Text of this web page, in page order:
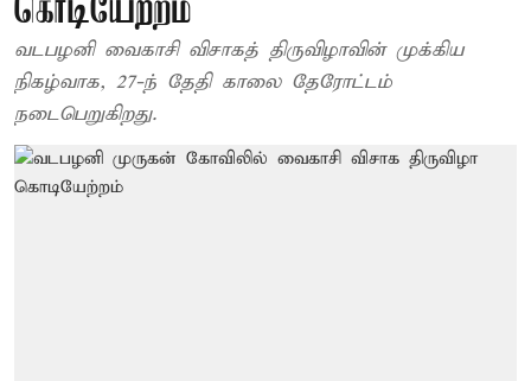
கொடியேற்றம்
வடபழனி வைகாசி விசாகத் திருவிழாவின் முக்கிய
நிகழ்வாக, 27-ந் தேதி காலை தேரோட்டம்
நடைபெறுகிறது.